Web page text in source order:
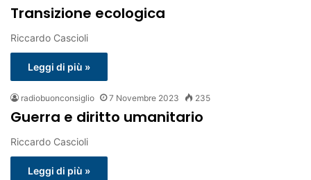
Transizione ecologica
Riccardo Cascioli
Leggi di più »
radiobuonconsiglio 7 Novembre 2023 235
Guerra e diritto umanitario
Riccardo Cascioli
Leggi di più »